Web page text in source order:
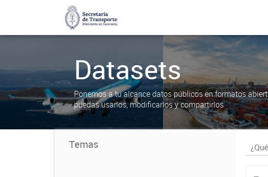
Datasets
Ponemos a tu alcance datos públicos en formatos
puedas usarlos, modificarlos y compartirlos
Temas